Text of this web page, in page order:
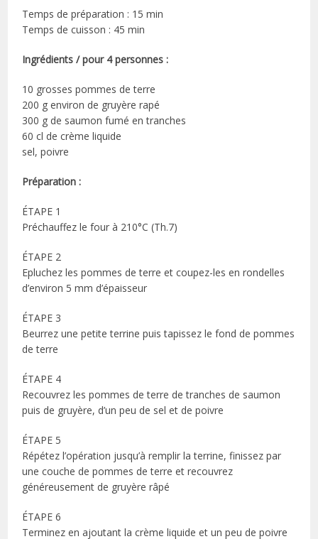
Temps de préparation : 15 min
Temps de cuisson : 45 min
Ingrédients / pour 4 personnes :
10 grosses pommes de terre
200 g environ de gruyère rapé
300 g de saumon fumé en tranches
60 cl de crème liquide
sel, poivre
Préparation :
ÉTAPE 1
Préchauffez le four à 210°C (Th.7)
ÉTAPE 2
Epluchez les pommes de terre et coupez-les en rondelles
d’environ 5 mm d’épaisseur
ÉTAPE 3
Beurrez une petite terrine puis tapissez le fond de pommes
de terre
ÉTAPE 4
Recouvrez les pommes de terre de tranches de saumon
puis de gruyère, d’un peu de sel et de poivre
ÉTAPE 5
Répétez l’opération jusqu’à remplir la terrine, finissez par
une couche de pommes de terre et recouvrez
généreusement de gruyère râpé
ÉTAPE 6
Terminez en ajoutant la crème liquide et un peu de poivre